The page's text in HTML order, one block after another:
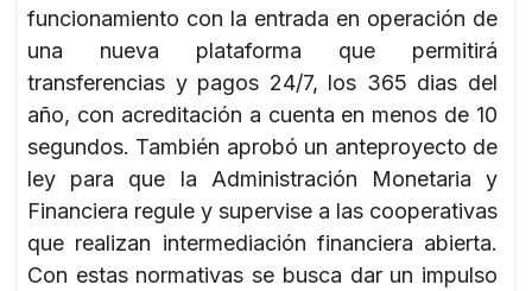
funcionamiento con la entrada en operación de
una nueva plataforma que permitirá
transferencias y pagos 24/7, los 365 dias del
año, con acreditación a cuenta en menos de 10
segundos. También aprobó un anteproyecto de
ley para que la Administración Monetaria y
Financiera regule y supervise a las cooperativas
que realizan intermediación financiera abierta.
Con estas normativas se busca dar un impulso